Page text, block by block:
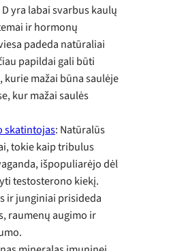
yra labai svarbus kaulų
ir hormonų
padeda natūraliai
papildai gali būti
mažai būna saulėje
kur mažai saulės
skatintojas: Natūralūs
tokie kaip tribulus
išpopuliarėjo dėl
testosterono kiekį.
ir junginiai prisideda
raumenų augimo ir